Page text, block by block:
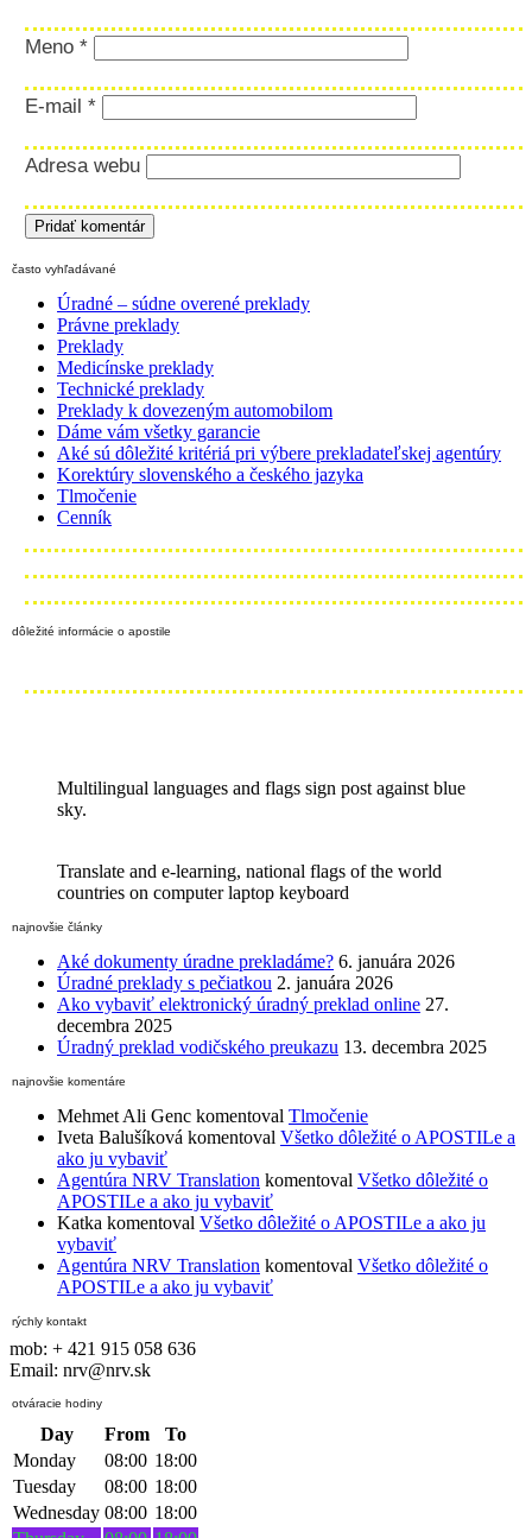
Meno *
E-mail *
Adresa webu
často vyhľadávané
Úradné – súdne overené preklady
Právne preklady
Preklady
Medicínske preklady
Technické preklady
Preklady k dovezeným automobilom
Dáme vám všetky garancie
Aké sú dôležité kritériá pri výbere prekladateľskej agentúry
Korektúry slovenského a českého jazyka
Tlmočenie
Cenník
dôležité informácie o apostile
Multilingual languages and flags sign post against blue
sky.
Translate and e-learning, national flags of the world
countries on computer laptop keyboard
najnovšie články
Aké dokumenty úradne prekladáme? 6. januára 2026
Úradné preklady s pečiatkou 2. januára 2026
Ako vybaviť elektronický úradný preklad online 27.
decembra 2025
Úradný preklad vodičského preukazu 13. decembra 2025
najnovšie komentáre
Mehmet Ali Genc komentoval Tlmočenie
Iveta Balušíková komentoval Všetko dôležité o APOSTILe a
ako ju vybaviť
Agentúra NRV Translation komentoval Všetko dôležité o
APOSTILe a ako ju vybaviť
Katka komentoval Všetko dôležité o APOSTILe a ako ju
vybaviť
Agentúra NRV Translation komentoval Všetko dôležité o
APOSTILe a ako ju vybaviť
rýchly kontakt
mob: + 421 915 058 636
Email: nrv@nrv.sk
otváracie hodiny
Day From
To
Monday
08:00 18:00
Tuesday
08:00 18:00
Wednesday 08:00 18:00